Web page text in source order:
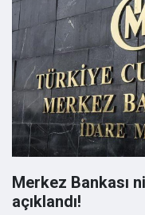
Merkez Bankası
açıklandı!